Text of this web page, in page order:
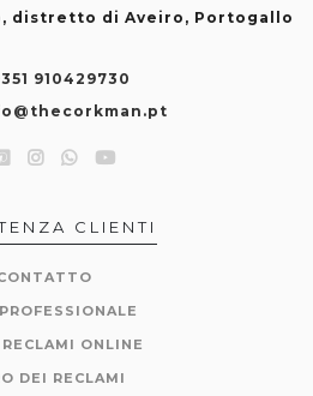
distretto di Aveiro, Portogallo
910429730
CLIENTI
ONLINE
DEI RECLAMI